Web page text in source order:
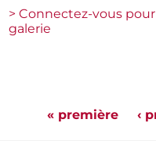
> Connectez-vous
galerie
Pages
« première ‹